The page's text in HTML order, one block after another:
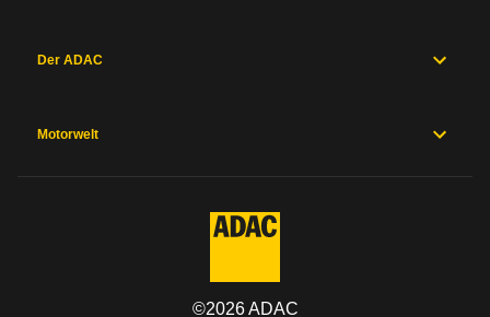
Der ADAC
Motorwelt
©2026ADAC